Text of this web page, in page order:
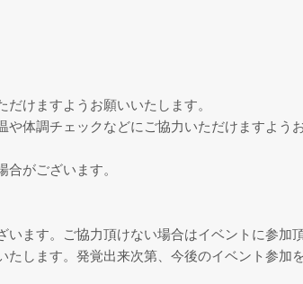
けますようお願いいたします。
体調チェックなどにご協力いただけますよう
がございます。
ます。ご協力頂けない場合はイベントに参加頂
します。発覚出来次第、今後のイベント参加